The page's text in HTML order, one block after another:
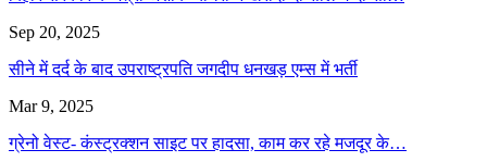
Sep 20, 2025
सीने में दर्द के बाद उपराष्ट्रपति जगदीप धनखड़ एम्स में भर्ती
Mar 9, 2025
ग्रेनो वेस्ट- कंस्ट्रक्शन साइट पर हादसा, काम कर रहे मजदूर के…